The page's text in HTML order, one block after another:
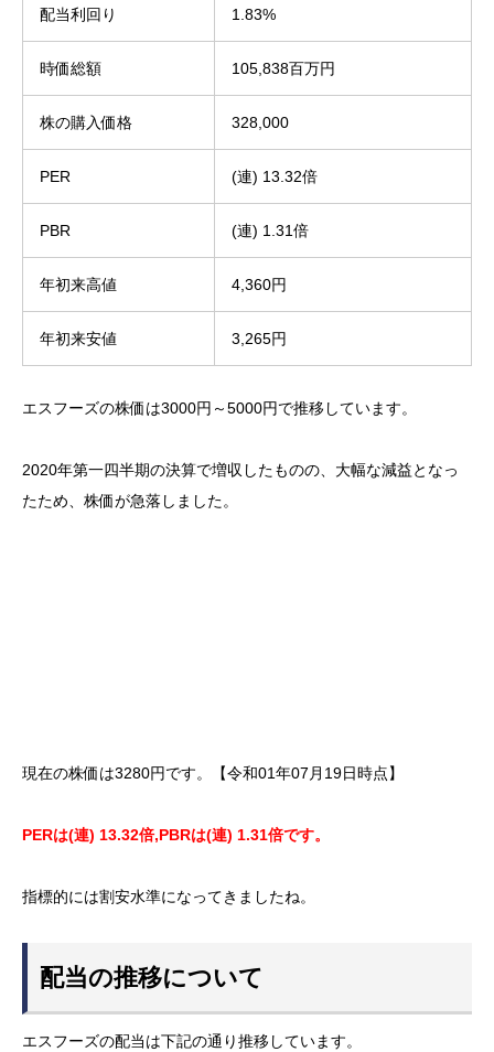
配当利回り 1.83%
時価総額 105,838百万円
株の購入価格 328,000
PER (連) 13.32倍
PBR (連) 1.31倍
年初来高値 4,360円
年初来安値 3,265円
エスフーズの株価は3000円～5000円で推移しています。
2020年第一四半期の決算で増収したものの、大幅な減益となっ
たため、株価が急落しました。
現在の株価は3280円です。【令和01年07月19日時点】
PERは(連) 13.32倍,PBRは(連) 1.31倍です。
指標的には割安水準になってきましたね。
配当の推移について
エスフーズの配当は下記の通り推移しています。